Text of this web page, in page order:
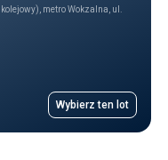
metro Wokzalna, ul.
Wybierz ten lot